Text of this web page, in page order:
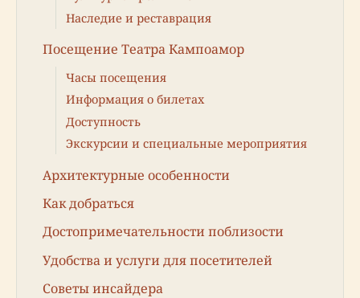
Наследие и реставрация
Посещение Театра Кампоамор
Часы посещения
Информация о билетах
Доступность
Экскурсии и специальные мероприятия
Архитектурные особенности
Как добраться
Достопримечательности поблизости
Удобства и услуги для посетителей
Советы инсайдера